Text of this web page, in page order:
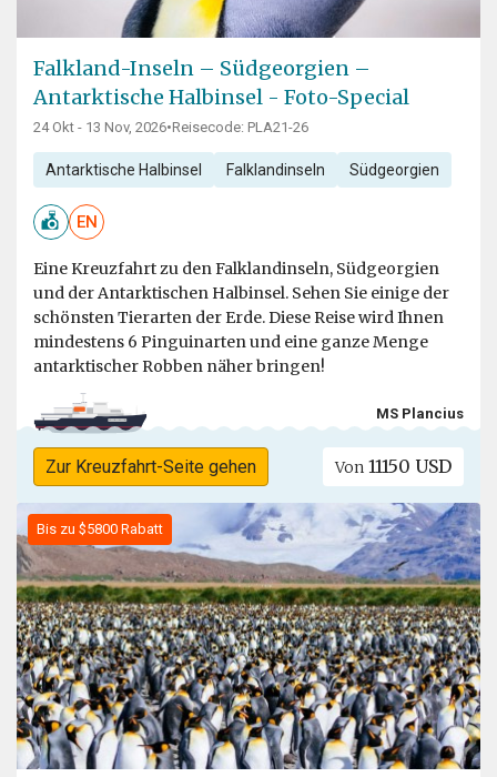
Falkland-Inseln – Südgeorgien –
Antarktische Halbinsel - Foto-Special
24 Okt - 13 Nov, 2026•Reisecode: PLA21-26
Antarktische Halbinsel Falklandinseln Südgeorgien
EN
Eine Kreuzfahrt zu den Falklandinseln, Südgeorgien
und der Antarktischen Halbinsel. Sehen Sie einige der
schönsten Tierarten der Erde. Diese Reise wird Ihnen
mindestens 6 Pinguinarten und eine ganze Menge
antarktischer Robben näher bringen!
MS Plancius
Zur Kreuzfahrt-Seite gehen Von 11150 USD
Bis zu $5800 Rabatt